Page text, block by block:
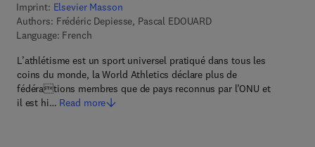
Imprint: Elsevier Masson
Authors: Frédéric Depiesse, Pascal EDOUARD
Language: French
L’athlétisme est un sport universel pratiqué dans tous les
coins du monde, la World Athletics déclare plus de
fédérations membres que de pays reconnus par l’ONU et
il est hi… Read more